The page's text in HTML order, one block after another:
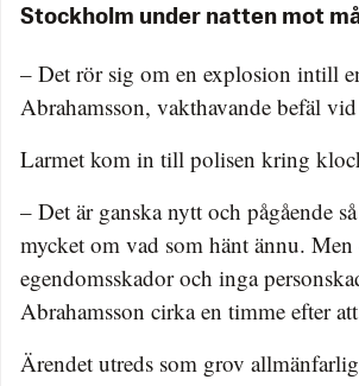
Stockholm under natten mot
– Det rör sig om en explosion intill
Abrahamsson, vakthavande befäl
Larmet kom in till polisen kring
– Det är ganska nytt och pågående
mycket om vad som hänt ännu.
egendomsskador och inga
Abrahamsson cirka en timme efter
Ärendet utreds som grov